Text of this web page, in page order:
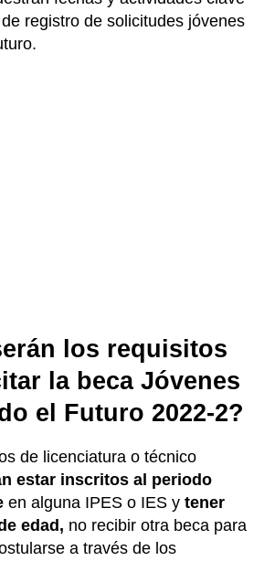
registro de solicitudes jóvenes
los requisitos
la beca Jóvenes
el Futuro 2022-2?
de licenciatura o técnico
estar inscritos al periodo
en alguna IPES o IES y tener
edad, no recibir otra beca para
a través de los